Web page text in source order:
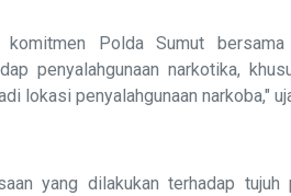
Polda Sumut
penyalahgunaan narkotika,
lokasi penyalahgunaan narkoba,"
yang dilakukan terhadap tujuh